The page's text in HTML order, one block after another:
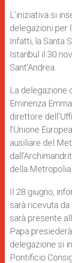
L’iniziativa si
delegazioni per
Infatti, la Santa
Istanbul il 30
Sant’Andrea.
La delegazione
Eminenza
direttore
l’Unione
ausiliare del
della Metropolia
Il 28 giugno,
sarà ricevuta
sarà presente
Papa
delegazione si
Pontificio